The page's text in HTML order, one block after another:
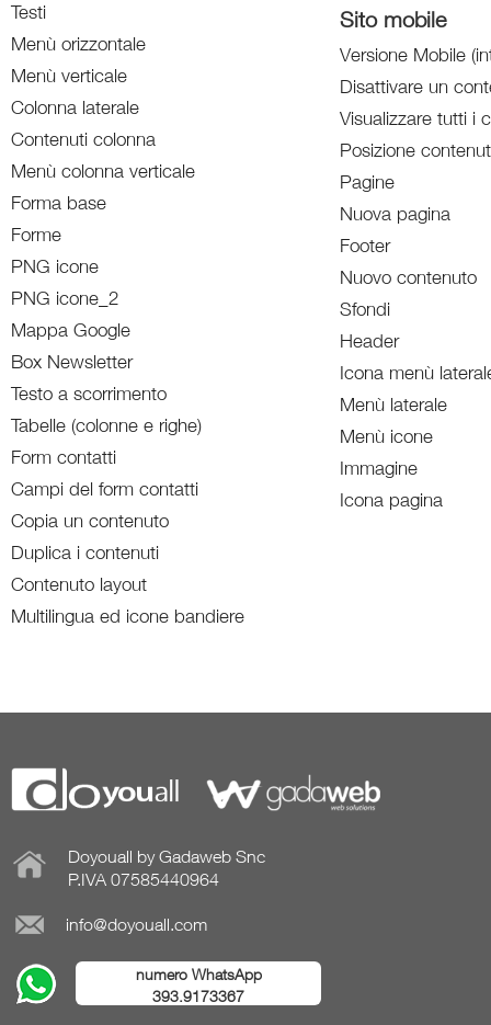
Testi
Menù orizzontale
Menù verticale
Colonna laterale
Contenuti colonna
Menù colonna verticale
Forma base
Forme
PNG icone
PNG icone_2
Mappa Google
Box Newsletter
Testo a scorrimento
Tabelle (colonne e righe)
Form contatti
Campi del form contatti
Copia un contenuto
Duplica i contenuti
Contenuto layout
Multilingua ed icone bandiere
Sito mobile
Versione Mobile
Disattivare un
Visualizzare tutti i
Posizione
Pagine
Nuova pagina
Footer
Nuovo contenuto
Sfondi
Header
Icona menù
Menù laterale
Menù icone
Immagine
Icona pagina
Doyouall by Gadaweb Snc
P.IVA 07585440964
info@doyouall.com
numero WhatsApp
393.9173367